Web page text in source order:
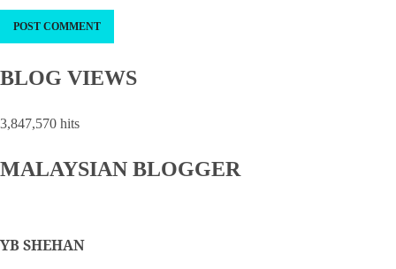
BLOG VIEWS
3,847,570 hits
MALAYSIAN BLOGGER
YB SHEHAN